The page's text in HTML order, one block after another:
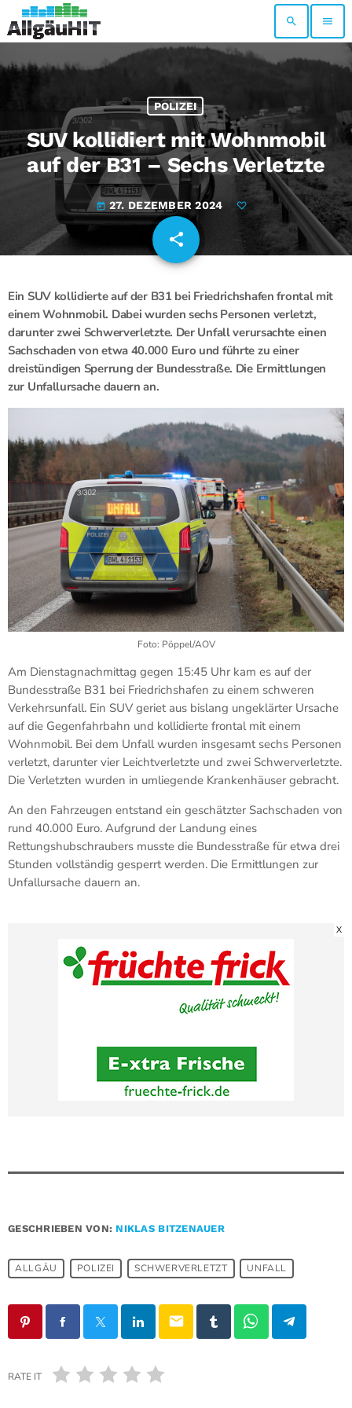
search menu
POLIZEI
SUV kollidiert mit Wohnmobil
auf der B31 – Sechs Verletzte
today 27. DEZEMBER 2024
share
email
Ein SUV kollidierte auf der B31 bei Friedrichshafen frontal mit
einem Wohnmobil. Dabei wurden sechs Personen verletzt,
darunter zwei Schwerverletzte. Der Unfall verursachte einen
Sachschaden von etwa 40.000 Euro und führte zu einer
dreistündigen Sperrung der Bundesstraße. Die Ermittlungen
zur Unfallursache dauern an.
Foto: Pöppel/AOV
Am Dienstagnachmittag gegen 15:45 Uhr kam es auf der
Bundesstraße B31 bei Friedrichshafen zu einem schweren
Verkehrsunfall. Ein SUV geriet aus bislang ungeklärter Ursache
auf die Gegenfahrbahn und kollidierte frontal mit einem
Wohnmobil. Bei dem Unfall wurden insgesamt sechs Personen
verletzt, darunter vier Leichtverletzte und zwei Schwerverletzte.
Die Verletzten wurden in umliegende Krankenhäuser gebracht.
An den Fahrzeugen entstand ein geschätzter Sachschaden von
rund 40.000 Euro. Aufgrund der Landung eines
Rettungshubschraubers musste die Bundesstraße für etwa drei
Stunden vollständig gesperrt werden. Die Ermittlungen zur
Unfallursache dauern an.
X
GESCHRIEBEN VON: NIKLAS BITZENAUER
ALLGÄU POLIZEI SCHWERVERLETZT UNFALL
email
RATE IT